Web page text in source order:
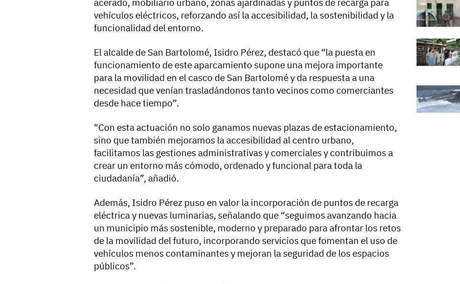
acerado, mobiliario urbano, zonas ajardinadas y puntos de recarga para
vehículos eléctricos, reforzando así la accesibilidad, la sostenibilidad y la
funcionalidad del entorno.
El alcalde de San Bartolomé, Isidro Pérez, destacó que “la puesta en
funcionamiento de este aparcamiento supone una mejora importante
para la movilidad en el casco de San Bartolomé y da respuesta a una
necesidad que venían trasladándonos tanto vecinos como comerciantes
desde hace tiempo”.
“Con esta actuación no solo ganamos nuevas plazas de estacionamiento,
sino que también mejoramos la accesibilidad al centro urbano,
facilitamos las gestiones administrativas y comerciales y contribuimos a
crear un entorno más cómodo, ordenado y funcional para toda la
ciudadanía”, añadió.
Además, Isidro Pérez puso en valor la incorporación de puntos de recarga
eléctrica y nuevas luminarias, señalando que “seguimos avanzando hacia
un municipio más sostenible, moderno y preparado para afrontar los retos
de la movilidad del futuro, incorporando servicios que fomentan el uso de
vehículos menos contaminantes y mejoran la seguridad de los espacios
públicos”.